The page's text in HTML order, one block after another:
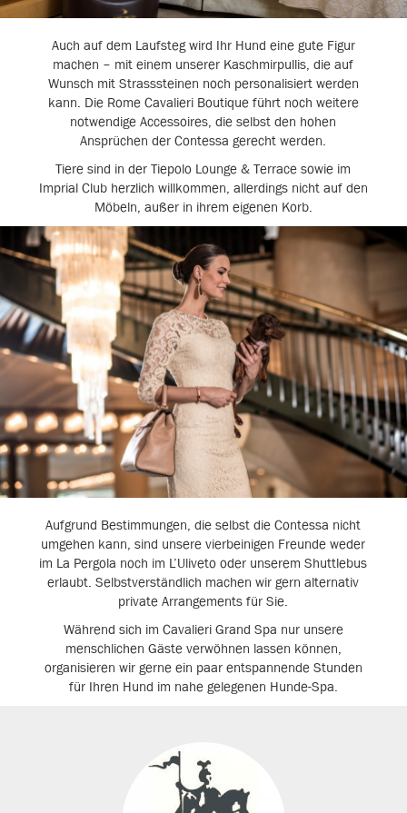
Auch auf dem Laufsteg wird Ihr Hund eine gute Figur
machen – mit einem unserer Kaschmirpullis, die auf
Wunsch mit Strasssteinen noch personalisiert werden
kann. Die Rome Cavalieri Boutique führt noch weitere
notwendige Accessoires, die selbst den hohen
Ansprüchen der Contessa gerecht werden.
Tiere sind in der Tiepolo Lounge & Terrace sowie im
Imprial Club herzlich willkommen, allerdings nicht auf den
Möbeln, außer in ihrem eigenen Korb.
Aufgrund Bestimmungen, die selbst die Contessa nicht
umgehen kann, sind unsere vierbeinigen Freunde weder
im La Pergola noch im L’Uliveto oder unserem Shuttlebus
erlaubt. Selbstverständlich machen wir gern alternativ
private Arrangements für Sie.
Während sich im Cavalieri Grand Spa nur unsere
menschlichen Gäste verwöhnen lassen können,
organisieren wir gerne ein paar entspannende Stunden
für Ihren Hund im nahe gelegenen Hunde-Spa.